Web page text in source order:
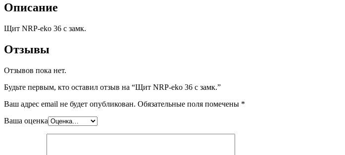
Описание
Щит NRP-eko 36 с замк.
Отзывы
Отзывов пока нет.
Будьте первым, кто оставил отзыв на “Щит NRP-eko 36 с замк.”
Ваш адрес email не будет опубликован. Обязательные поля помечены *
Ваша оценка